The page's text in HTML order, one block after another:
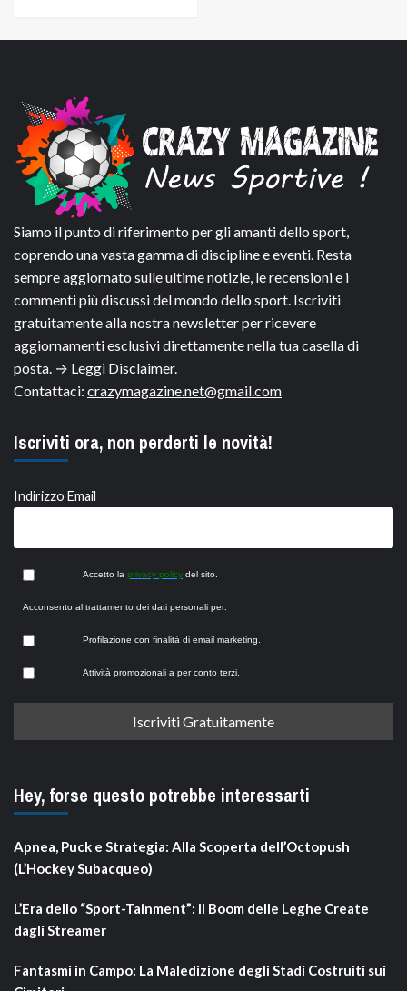
Siamo il punto di riferimento per gli amanti dello sport,
coprendo una vasta gamma di discipline e eventi. Resta
sempre aggiornato sulle ultime notizie, le recensioni e i
commenti più discussi del mondo dello sport. Iscriviti
gratuitamente alla nostra newsletter per ricevere
aggiornamenti esclusivi direttamente nella tua casella di
posta. → Leggi Disclaimer.
Contattaci: crazymagazine.net@gmail.com
Iscriviti ora, non perderti le novità!
Indirizzo Email
Accetto la privacy policy del sito.
Acconsento al trattamento dei dati personali per:
Profilazione con finalità di email marketing.
Attività promozionali a per conto terzi.
Hey, forse questo potrebbe interessarti
Apnea, Puck e Strategia: Alla Scoperta dell’Octopush
(L’Hockey Subacqueo)
L’Era dello “Sport-Tainment”: Il Boom delle Leghe Create
dagli Streamer
Fantasmi in Campo: La Maledizione degli Stadi Costruiti sui